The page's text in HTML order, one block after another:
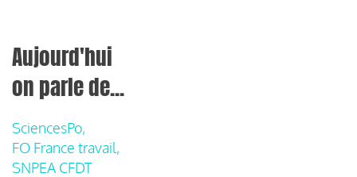
Aujourd'hui
on parle de...
SciencesPo,
FO France travail,
SNPEA CFDT